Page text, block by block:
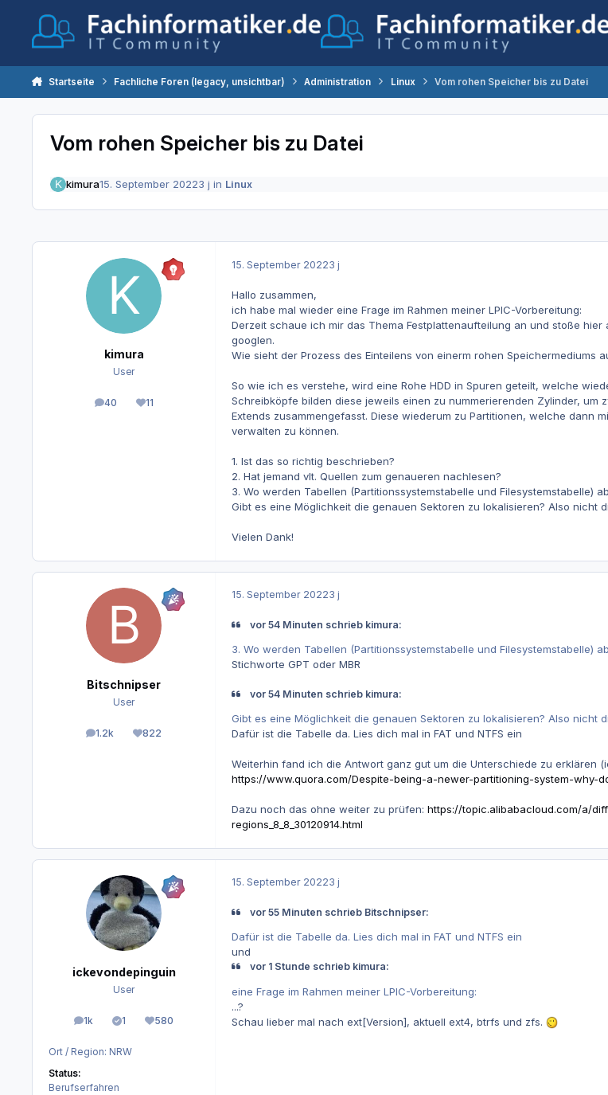
Startseite Fachliche Foren (legacy, unsichtbar) Administration Linux Vom rohen Speicher bis zu Datei
Vom rohen Speicher bis zu Datei
kimura15. September 20223 j in Linux
kimura
User
40
Beiträge11
Reputation
15. September 20223 j
Hallo zusammen,
ich habe mal wieder eine Frage im Rahmen meiner LPIC-Vorbereitung:
Derzeit schaue ich mir das Thema Festplattenaufteilung an und stoße
googlen.
Wie sieht der Prozess des Einteilens von einerm rohen Speichermediums
So wie ich es verstehe, wird eine Rohe HDD in Spuren geteilt, welche
Schreibköpfe bilden diese jeweils einen zu nummerierenden Zylinder,
Extends zusammengefasst. Diese wiederum zu Partitionen, welche dann
verwalten zu können.
1. Ist das so richtig beschrieben?
2. Hat jemand vlt. Quellen zum genaueren nachlesen?
3. Wo werden Tabellen (Partitionssystemstabelle und Filesystemstabelle)
Gibt es eine Möglichkeit die genauen Sektoren zu lokalisieren? Also nicht
Vielen Dank!
Bitschnipser
User
1.2k
Beiträge 822
Reputation
15. September 20223 j
vor 54 Minuten schrieb kimura:
3. Wo werden Tabellen (Partitionssystemstabelle und Filesystemstabelle)
Stichworte GPT oder MBR
vor 54 Minuten schrieb kimura:
Gibt es eine Möglichkeit die genauen Sektoren zu lokalisieren? Also nicht
Dafür ist die Tabelle da. Lies dich mal in FAT und NTFS ein
Weiterhin fand ich die Antwort ganz gut um die Unterschiede zu erklären
https://www.quora.com/Despite-being-a-newer-partitioning-system-why-
Dazu noch das ohne weiter zu prüfen: https://topic.alibabacloud.com/a/
regions_8_8_30120914.html
ickevondepinguin
User
1k
Beiträge1
Lösungen580
Reputation
Ort / Region: NRW
Status:
Berufserfahren
15. September 20223 j
vor 55 Minuten schrieb Bitschnipser:
Dafür ist die Tabelle da. Lies dich mal in FAT und NTFS ein
und
vor 1 Stunde schrieb kimura:
eine Frage im Rahmen meiner LPIC-Vorbereitung:
...?
Schau lieber mal nach ext[Version], aktuell ext4, btrfs und zfs.